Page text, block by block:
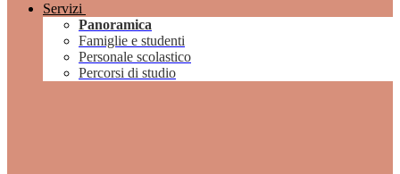
Servizi
Panoramica
Famiglie e studenti
Personale scolastico
Percorsi di studio